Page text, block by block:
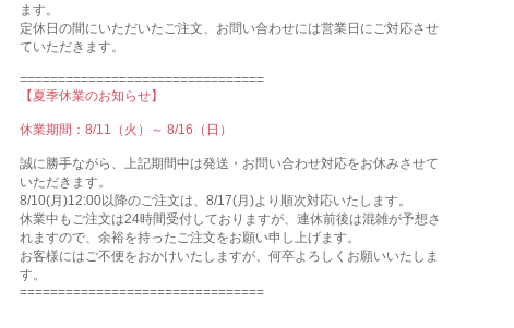
ます。
定休日の間にいただいたご注文、お問い合わせには営業日にご対応させ
ていただきます。
================================
【夏季休業のお知らせ】
休業期間：8/11（火）～ 8/16（日）
誠に勝手ながら、上記期間中は発送・お問い合わせ対応をお休みさせて
いただきます。
8/10(月)12:00以降のご注文は、8/17(月)より順次対応いたします。
休業中もご注文は24時間受付しておりますが、連休前後は混雑が予想さ
れますので、余裕を持ったご注文をお願い申し上げます。
お客様にはご不便をおかけいたしますが、何卒よろしくお願いいたしま
す。
================================